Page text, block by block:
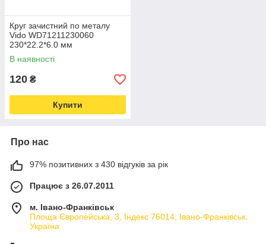
Круг зачистний по металу
Vido WD71211230060
230*22.2*6.0 мм
В наявності
120 ₴
Купити
Про нас
97% позитивних з 430 відгуків за рік
Працює з 26.07.2011
м. Івано-Франківськ
Площа Європейська, 3, Індекс 76014, Івано-Франківськ,
Україна